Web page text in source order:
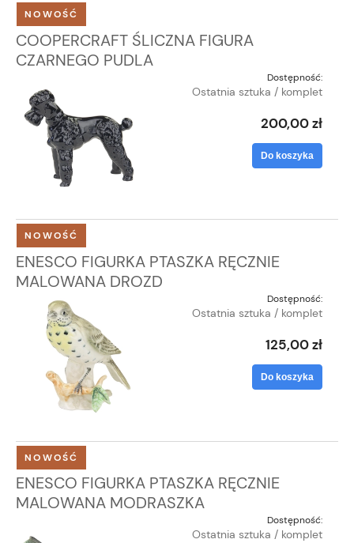
COOPERCRAFT ŚLICZNA FIGURA
CZARNEGO PUDLA
Dostępność:
Ostatnia sztuka / komplet
200,00 zł
Do koszyka
NOWOŚĆ
ENESCO FIGURKA PTASZKA RĘCZNIE
MALOWANA DROZD
Dostępność:
Ostatnia sztuka / komplet
125,00 zł
Do koszyka
NOWOŚĆ
ENESCO FIGURKA PTASZKA RĘCZNIE
MALOWANA MODRASZKA
Dostępność:
Ostatnia sztuka / komplet
NOWOŚĆ